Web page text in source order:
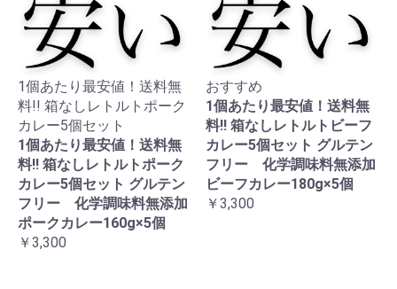
1個あたり最安値！送料無
料!! 箱なしレトルトポーク
カレー5個セット
1個あたり最安値！送料無
料!! 箱なしレトルトポーク
カレー5個セット グルテン
フリー 化学調味料無添加
ポークカレー160g×5個
￥3,300
おすすめ
1個あたり最安値！送料無
料!! 箱なしレトルトビーフ
カレー5個セット グルテン
フリー 化学調味料無添加
ビーフカレー180g×5個
￥3,300